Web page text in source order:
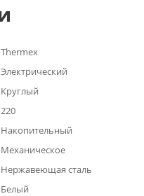
Thermex
Электрический
Круглый
220
Накопительный
Механическое
Нержавеющая сталь
Белый